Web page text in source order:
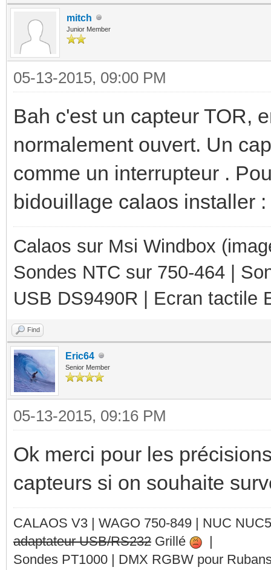
mitch
Junior Member
05-13-2015, 09:00 PM
Bah c'est un capteur TOR,
normalement ouvert. Un
comme un interrupteur .
bidouillage calaos installer :
Calaos sur Msi Windbox
Sondes NTC sur 750-464 |
USB DS9490R | Ecran tactile
Find
Eric64
Senior Member
05-13-2015, 09:16 PM
Ok merci pour les
capteurs si on souhaite
CALAOS V3 | WAGO 750-849 | NUC
adaptateur USB/RS232 Grillé
|
Sondes PT1000 | DMX RGBW pour